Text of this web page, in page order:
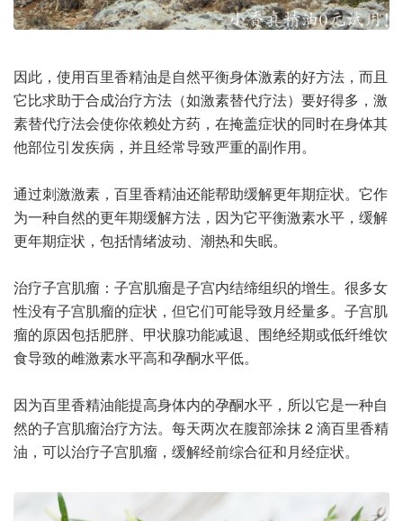
因此，使用百里香精油是自然平衡身体激素的好方法，而且
它比求助于合成治疗方法（如激素替代疗法）要好得多，激
素替代疗法会使你依赖处方药，在掩盖症状的同时在身体其
他部位引发疾病，并且经常导致严重的副作用。
通过刺激激素，百里香精油还能帮助缓解更年期症状。它作
为一种自然的更年期缓解方法，因为它平衡激素水平，缓解
更年期症状，包括情绪波动、潮热和失眠。
治疗子宫肌瘤：子宫肌瘤是子宫内结缔组织的增生。很多女
性没有子宫肌瘤的症状，但它们可能导致月经量多。子宫肌
瘤的原因包括肥胖、甲状腺功能减退、围绝经期或低纤维饮
食导致的雌激素水平高和孕酮水平低。
因为百里香精油能提高身体内的孕酮水平，所以它是一种自
然的子宫肌瘤治疗方法。每天两次在腹部涂抹 2 滴百里香精
油，可以治疗子宫肌瘤，缓解经前综合征和月经症状。